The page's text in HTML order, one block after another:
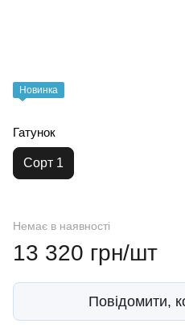
Новинка
Гатунок
Сорт 1
Немає в наявності
13 320 грн/шт
Повідомити,